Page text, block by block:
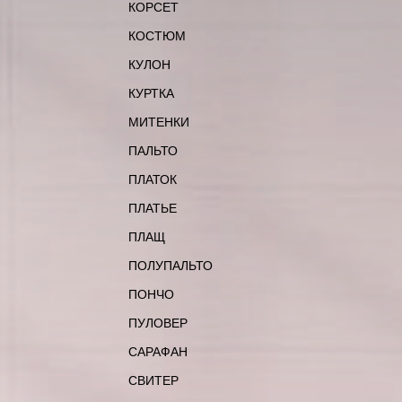
КОРСЕТ
КОСТЮМ
КУЛОН
КУРТКА
МИТЕНКИ
ПАЛЬТО
ПЛАТОК
ПЛАТЬЕ
ПЛАЩ
ПОЛУПАЛЬТО
ПОНЧО
ПУЛОВЕР
САРАФАН
СВИТЕР